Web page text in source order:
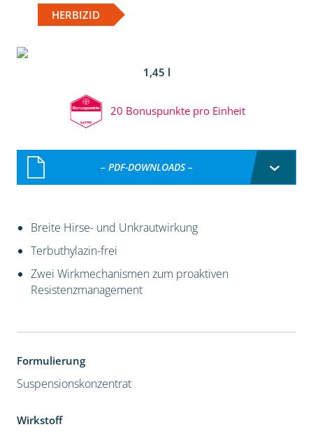
HERBIZID
1,45 l
20 Bonuspunkte pro Einheit
– PDF-DOWNLOADS –
Breite Hirse- und Unkrautwirkung
Terbuthylazin-frei
Zwei Wirkmechanismen zum proaktiven
Resistenzmanagement
Formulierung
Suspensionskonzentrat
Wirkstoff